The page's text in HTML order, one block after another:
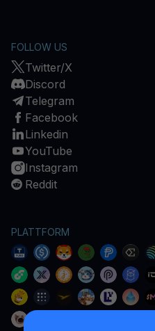
FOLLOW US
Twitter/X
Discord
Telegram
Facebook
Linkedin
YouTube
Instagram
Reddit
PLATTFORM